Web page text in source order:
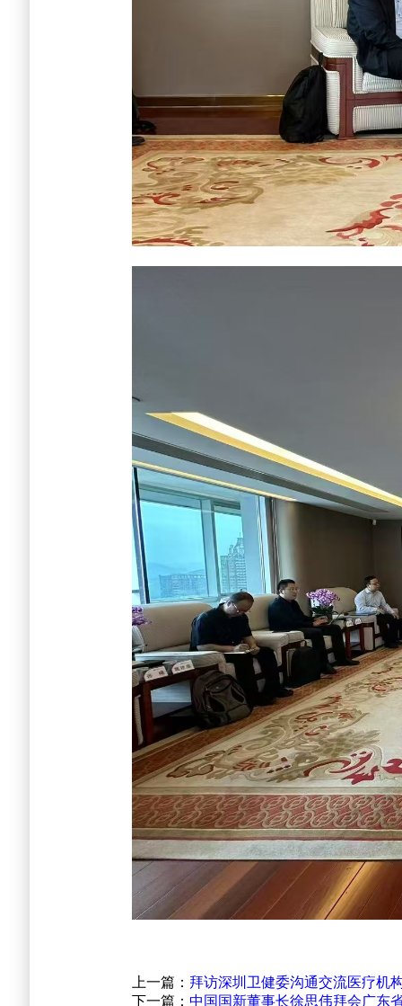
上一篇： 拜访深圳卫健委沟通交流医疗机
下一篇： 中国国新董事长徐思伟拜会广东